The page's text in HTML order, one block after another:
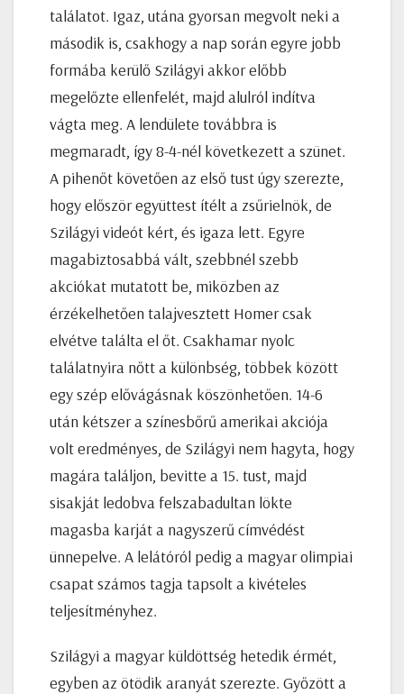
találatot. Igaz, utána gyorsan megvolt neki a
második is, csakhogy a nap során egyre jobb
formába kerülő Szilágyi akkor előbb
megelőzte ellenfelét, majd alulról indítva
vágta meg. A lendülete továbbra is
megmaradt, így 8-4-nél következett a szünet.
A pihenőt követően az első tust úgy szerezte,
hogy először együttest ítélt a zsűrielnök, de
Szilágyi videót kért, és igaza lett. Egyre
magabiztosabbá vált, szebbnél szebb
akciókat mutatott be, miközben az
érzékelhetően talajvesztett Homer csak
elvétve találta el őt. Csakhamar nyolc
találatnyira nőtt a különbség, többek között
egy szép elővágásnak köszönhetően. 14-6
után kétszer a színesbőrű amerikai akciója
volt eredményes, de Szilágyi nem hagyta, hogy
magára találjon, bevitte a 15. tust, majd
sisakját ledobva felszabadultan lökte
magasba karját a nagyszerű címvédést
ünnepelve. A lelátóról pedig a magyar olimpiai
csapat számos tagja tapsolt a kivételes
teljesítményhez.
Szilágyi a magyar küldöttség hetedik érmét,
egyben az ötödik aranyát szerezte. Győzött a